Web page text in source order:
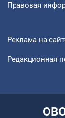
Правовая
Реклама на
Редакционная